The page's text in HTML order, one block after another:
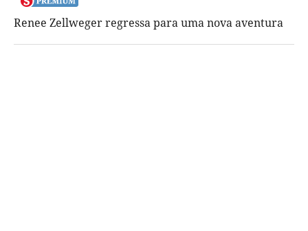
Renee Zellweger regressa para uma nova aventura